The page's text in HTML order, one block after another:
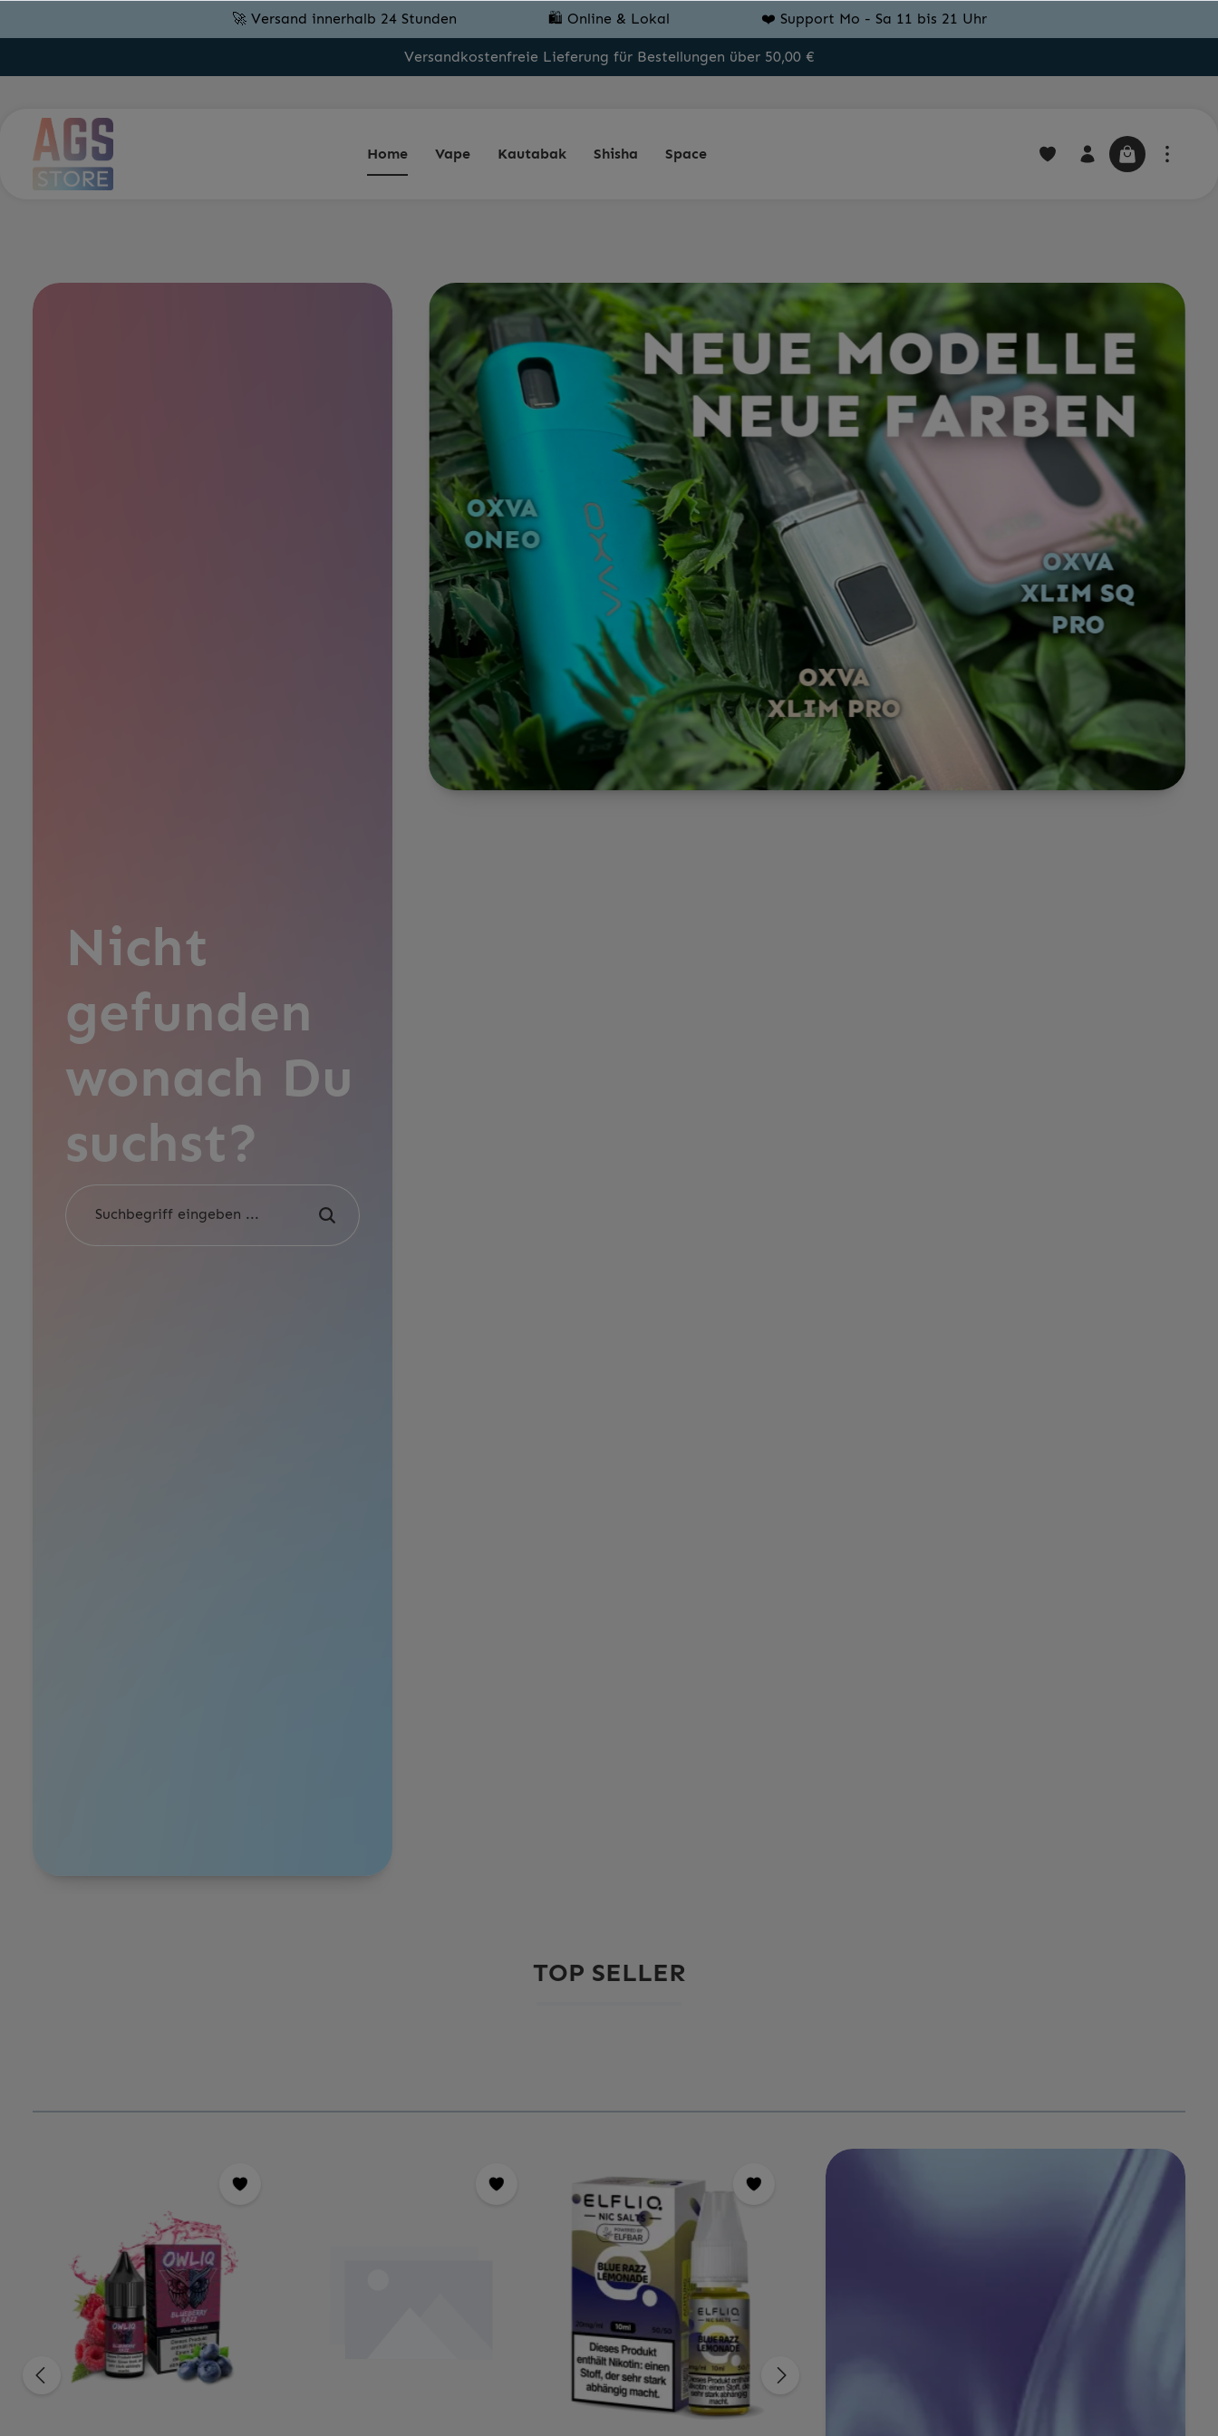
🚀 Versand innerhalb 24 Stunden 🛍️ Online & Lokal ❤️ Support Mo - Sa 11 bis 21 Uhr
Versandkostenfreie Lieferung für Bestellungen über 50,00 €
Home Vape Kautabak Shisha Space
Nicht
gefunden
wonach Du
suchst?
TOP SELLER